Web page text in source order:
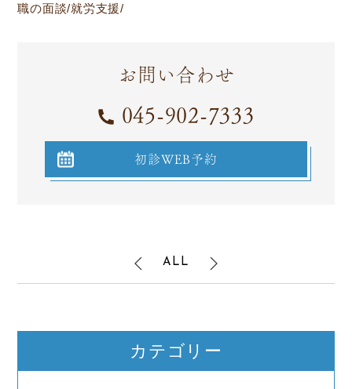
職の面談/就労支援/
お問い合わせ
045-902-7333
初診WEB予約
ALL
カテゴリー